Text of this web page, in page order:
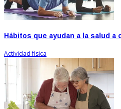
Hábitos que ayudan a la salud a
Actividad física